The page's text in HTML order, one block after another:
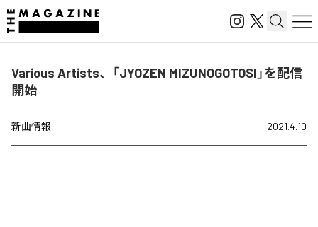
Various Artists、「JYOZEN MIZUNOGOTOSI」を配信
開始
新曲情報 2021.4.10